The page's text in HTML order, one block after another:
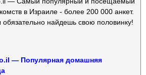
в Израиле - более 200 000 анкет.
обязательно найдешь свою половинку!
— Популярная домашняя